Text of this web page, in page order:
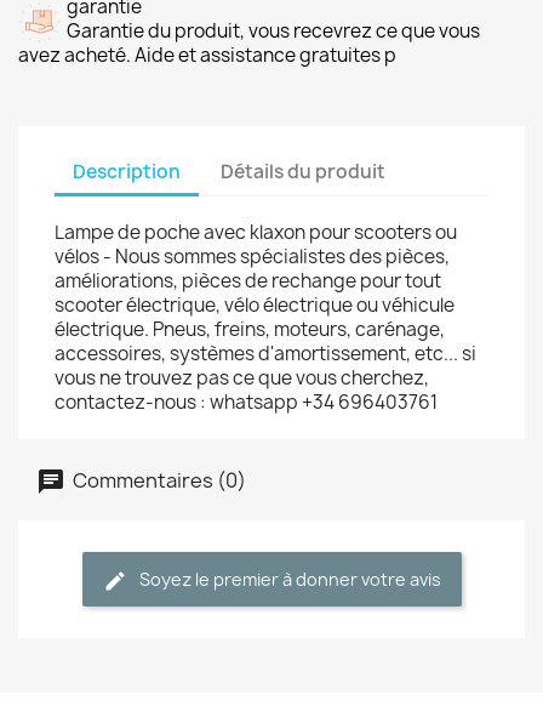
garantie
Garantie du produit, vous recevrez ce que vous
avez acheté. Aide et assistance gratuites p
Description Détails du produit
Lampe de poche avec klaxon pour scooters ou
vélos - Nous sommes spécialistes des pièces,
améliorations, pièces de rechange pour tout
scooter électrique, vélo électrique ou véhicule
électrique. Pneus, freins, moteurs, carénage,
accessoires, systèmes d'amortissement, etc... si
vous ne trouvez pas ce que vous cherchez,
contactez-nous : whatsapp +34 696403761
Commentaires (0)
Soyez le premier à donner votre avis